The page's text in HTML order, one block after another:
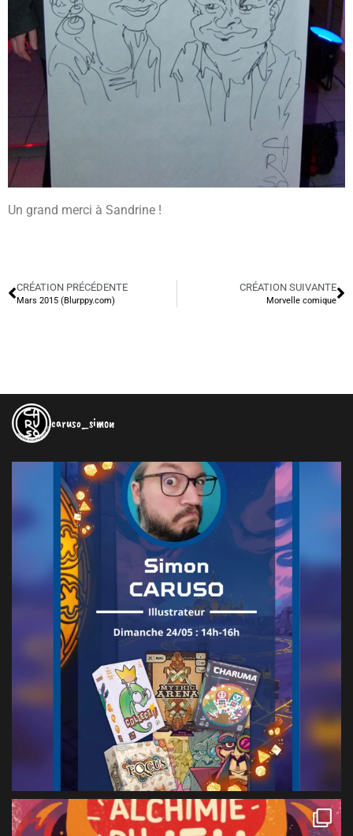
Un grand merci à Sandrine !
CRÉATION PRÉCÉDENTE
Mars 2015 (Blurppy.com)
CRÉATION SUIVANTE
Morvelle comique
caruso_simon